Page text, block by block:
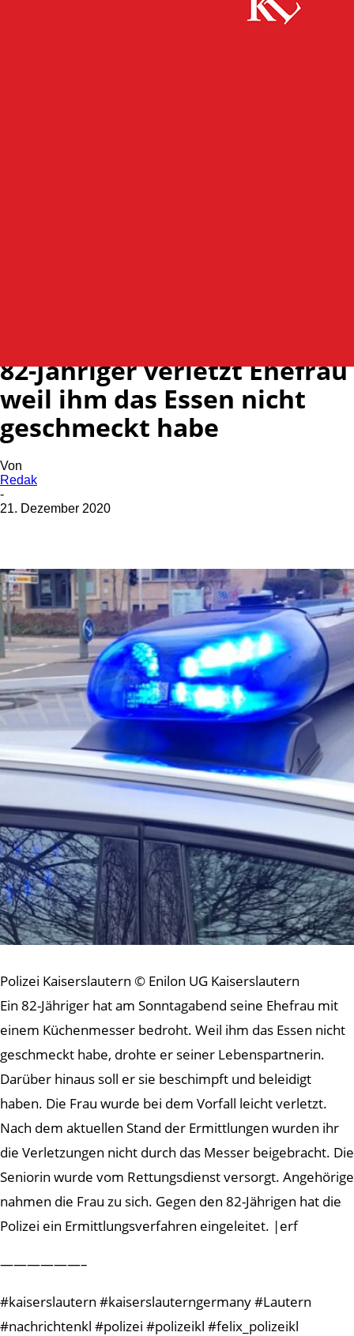
82-Jähriger verletzt Ehefrau
weil ihm das Essen nicht
geschmeckt habe
Von
Redak
-
21. Dezember 2020
Polizei Kaiserslautern © Enilon UG Kaiserslautern
Ein 82-Jähriger hat am Sonntagabend seine Ehefrau mit
einem Küchenmesser bedroht. Weil ihm das Essen nicht
geschmeckt habe, drohte er seiner Lebenspartnerin.
Darüber hinaus soll er sie beschimpft und beleidigt
haben. Die Frau wurde bei dem Vorfall leicht verletzt.
Nach dem aktuellen Stand der Ermittlungen wurden ihr
die Verletzungen nicht durch das Messer beigebracht. Die
Seniorin wurde vom Rettungsdienst versorgt. Angehörige
nahmen die Frau zu sich. Gegen den 82-Jährigen hat die
Polizei ein Ermittlungsverfahren eingeleitet. |erf
——————–
#kaiserslautern #kaiserslauterngermany #Lautern
#nachrichtenkl #polizei #polizeikl #felix_polizeikl